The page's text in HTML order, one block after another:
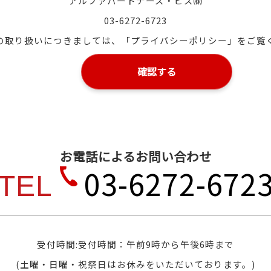
03-6272-6723
り扱いにつきましては、
「プライバシーポリシー」 をご覧
お電話によるお問い合わせ
03-6272-
受付時間:受付時間：午前9時から午後6時まで
(土曜・日曜・祝祭日はお休みをいただいております。)